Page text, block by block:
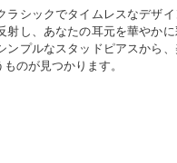
ラシックでタイムレスなデザ
射し、あなたの耳元を華やか
ンプルなスタッドピアスから
のが見つかります。